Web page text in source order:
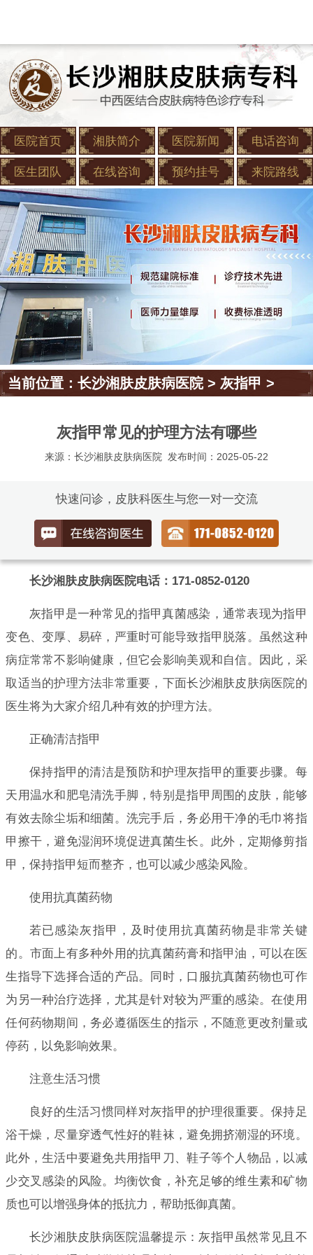
医院首页 湘肤简介 医院新闻 电话咨询
医生团队 在线咨询 预约挂号 来院路线
当前位置：长沙湘肤皮肤病医院> 灰指甲 >
灰指甲常见的护理方法有哪些
来源：长沙湘肤皮肤病医院 发布时间：2025-05-22
快速问诊，皮肤科医生与您一对一交流
长沙湘肤皮肤病医院电话：171-0852-0120
灰指甲是一种常见的指甲真菌感染，通常表现为指甲
变色、变厚、易碎，严重时可能导致指甲脱落。虽然这种
病症常常不影响健康，但它会影响美观和自信。因此，采
取适当的护理方法非常重要，下面长沙湘肤皮肤病医院的
医生将为大家介绍几种有效的护理方法。
正确清洁指甲
保持指甲的清洁是预防和护理灰指甲的重要步骤。每
天用温水和肥皂清洗手脚，特别是指甲周围的皮肤，能够
有效去除尘垢和细菌。洗完手后，务必用干净的毛巾将指
甲擦干，避免湿润环境促进真菌生长。此外，定期修剪指
甲，保持指甲短而整齐，也可以减少感染风险。
使用抗真菌药物
若已感染灰指甲，及时使用抗真菌药物是非常关键
的。市面上有多种外用的抗真菌药膏和指甲油，可以在医
生指导下选择合适的产品。同时，口服抗真菌药物也可作
为另一种治疗选择，尤其是针对较为严重的感染。在使用
任何药物期间，务必遵循医生的指示，不随意更改剂量或
停药，以免影响效果。
注意生活习惯
良好的生活习惯同样对灰指甲的护理很重要。保持足
浴干燥，尽量穿透气性好的鞋袜，避免拥挤潮湿的环境。
此外，生活中要避免共用指甲刀、鞋子等个人物品，以减
少交叉感染的风险。均衡饮食，补充足够的维生素和矿物
质也可以增强身体的抵抗力，帮助抵御真菌。
长沙湘肤皮肤病医院温馨提示：灰指甲虽然常见且不